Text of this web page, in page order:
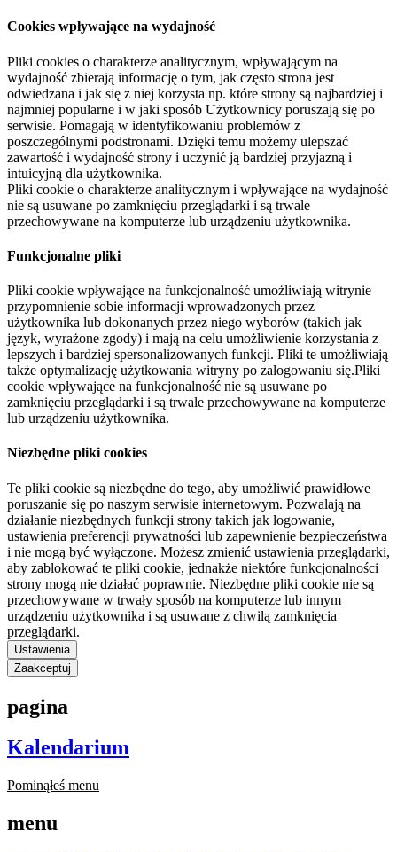
Cookies wpływające na wydajność
Pliki cookies o charakterze analitycznym, wpływającym na
wydajność zbierają informację o tym, jak często strona jest
odwiedzana i jak się z niej korzysta np. które strony są najbardziej i
najmniej popularne i w jaki sposób Użytkownicy poruszają się po
serwisie. Pomagają w identyfikowaniu problemów z
poszczególnymi podstronami. Dzięki temu możemy ulepszać
zawartość i wydajność strony i uczynić ją bardziej przyjazną i
intuicyjną dla użytkownika.
Pliki cookie o charakterze analitycznym i wpływające na wydajność
nie są usuwane po zamknięciu przeglądarki i są trwale
przechowywane na komputerze lub urządzeniu użytkownika.
Funkcjonalne pliki
Pliki cookie wpływające na funkcjonalność umożliwiają witrynie
przypomnienie sobie informacji wprowadzonych przez
użytkownika lub dokonanych przez niego wyborów (takich jak
język, wyrażone zgody) i mają na celu umożliwienie korzystania z
lepszych i bardziej spersonalizowanych funkcji. Pliki te umożliwiają
także optymalizację użytkowania witryny po zalogowaniu się.Pliki
cookie wpływające na funkcjonalność nie są usuwane po
zamknięciu przeglądarki i są trwale przechowywane na komputerze
lub urządzeniu użytkownika.
Niezbędne pliki cookies
Te pliki cookie są niezbędne do tego, aby umożliwić prawidłowe
poruszanie się po naszym serwisie internetowym. Pozwalają na
działanie niezbędnych funkcji strony takich jak logowanie,
ustawienia preferencji prywatności lub zapewnienie bezpieczeństwa
i nie mogą być wyłączone. Możesz zmienić ustawienia przeglądarki,
aby zablokować te pliki cookie, jednakże niektóre funkcjonalności
strony mogą nie działać poprawnie. Niezbędne pliki cookie nie są
przechowywane w trwały sposób na komputerze lub innym
urządzeniu użytkownika i są usuwane z chwilą zamknięcia
przeglądarki.
Ustawienia
Zaakceptuj
pagina
Kalendarium
Pominąłeś menu
menu